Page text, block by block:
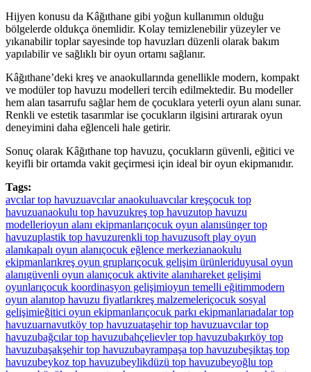
Hijyen konusu da Kâğıthane gibi yoğun kullanımın olduğu
bölgelerde oldukça önemlidir. Kolay temizlenebilir yüzeyler ve
yıkanabilir toplar sayesinde top havuzları düzenli olarak bakım
yapılabilir ve sağlıklı bir oyun ortamı sağlanır.
Kâğıthane’deki kreş ve anaokullarında genellikle modern, kompakt
ve modüler top havuzu modelleri tercih edilmektedir. Bu modeller
hem alan tasarrufu sağlar hem de çocuklara yeterli oyun alanı sunar.
Renkli ve estetik tasarımlar ise çocukların ilgisini artırarak oyun
deneyimini daha eğlenceli hale getirir.
Sonuç olarak Kâğıthane top havuzu, çocukların güvenli, eğitici ve
keyifli bir ortamda vakit geçirmesi için ideal bir oyun ekipmanıdır.
Tags:
avcılar top havuzuavcılar anaokuluavcılar kreşçocuk top
havuzuanaokulu top havuzukreş top havuzutop havuzu
modellerioyun alanı ekipmanlarıçocuk oyun alanısünger top
havuzuplastik top havuzurenkli top havuzusoft play oyun
alanıkapalı oyun alanıçocuk eğlence merkezianaokulu
ekipmanlarıkreş oyun gruplarıçocuk gelişim ürünleriduyusal oyun
alanıgüvenli oyun alanıçocuk aktivite alanıhareket gelişimi
oyunlarıçocuk koordinasyon gelişimioyun temelli eğitimmodern
oyun alanıtop havuzu fiyatlarıkreş malzemeleriçocuk sosyal
gelişimieğitici oyun ekipmanlarıçocuk parkı ekipmanlarıadalar top
havuzuarnavutköy top havuzuataşehir top havuzuavcılar top
havuzubağcılar top havuzubahçelievler top havuzubakırköy top
havuzubaşakşehir top havuzubayrampaşa top havuzubeşiktaş top
havuzubeykoz top havuzubeylikdüzü top havuzubeyoğlu top